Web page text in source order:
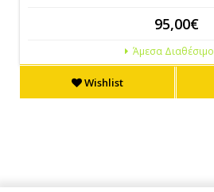
95,00€
Άμεσα Διαθέσιμο
Wishlist